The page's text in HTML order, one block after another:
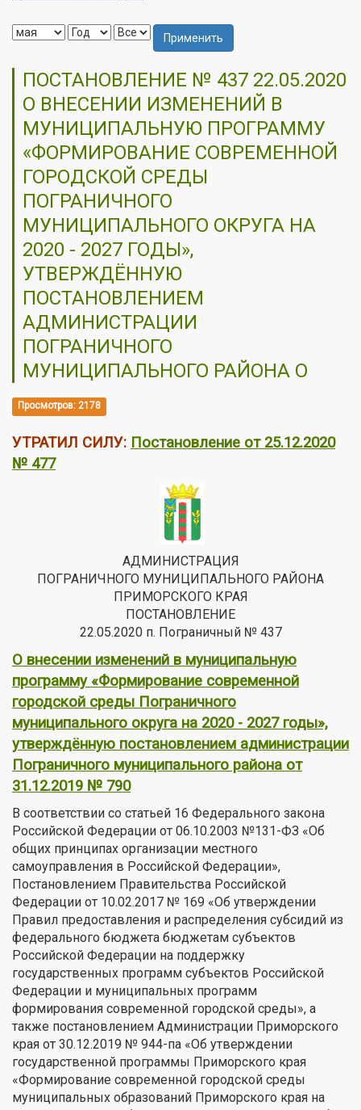
Применить
ПОСТАНОВЛЕНИЕ № 437 22.05.2020
О ВНЕСЕНИИ ИЗМЕНЕНИЙ В
МУНИЦИПАЛЬНУЮ ПРОГРАММУ
«ФОРМИРОВАНИЕ СОВРЕМЕННОЙ
ГОРОДСКОЙ СРЕДЫ
ПОГРАНИЧНОГО
МУНИЦИПАЛЬНОГО ОКРУГА НА
2020 - 2027 ГОДЫ»,
УТВЕРЖДЁННУЮ
ПОСТАНОВЛЕНИЕМ
АДМИНИСТРАЦИИ
ПОГРАНИЧНОГО
МУНИЦИПАЛЬНОГО РАЙОНА О
Просмотров: 2178
УТРАТИЛ СИЛУ: Постановление от 25.12.2020
№ 477
АДМИНИСТРАЦИЯ
ПОГРАНИЧНОГО МУНИЦИПАЛЬНОГО РАЙОНА
ПРИМОРСКОГО КРАЯ
ПОСТАНОВЛЕНИЕ
22.05.2020 п. Пограничный № 437
О внесении изменений в муниципальную
программу «Формирование современной
городской среды Пограничного
муниципального округа на 2020 - 2027 годы»,
утверждённую постановлением администрации
Пограничного муниципального района от
31.12.2019 № 790
В соответствии со статьей 16 Федерального закона
Российской Федерации от 06.10.2003 №131-ФЗ «Об
общих принципах организации местного
самоуправления в Российской Федерации»,
Постановлением Правительства Российской
Федерации от 10.02.2017 № 169 «Об утверждении
Правил предоставления и распределения субсидий из
федерального бюджета бюджетам субъектов
Российской Федерации на поддержку
государственных программ субъектов Российской
Федерации и муниципальных программ
формирования современной городской среды», а
также постановлением Администрации Приморского
края от 30.12.2019 № 944-па «Об утверждении
государственной программы Приморского края
«Формирование современной городской среды
муниципальных образований Приморского края на